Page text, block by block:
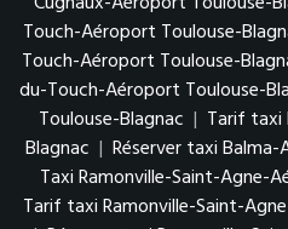
Touch-Aéroport Toulouse-
Touch-Aéroport Toulouse-
du-Touch-Aéroport Toulouse-
Toulouse-Blagnac | Tarif taxi
Blagnac | Réserver taxi
Taxi Ramonville-Saint-Agne-
Tarif taxi Ramonville-Saint-